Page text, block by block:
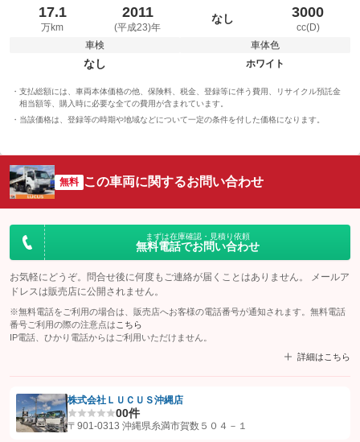
17.1
万km
2011
(平成23)年
なし 3000
cc(D)
車検
なし
車体色
ホワイト
支払総額には、車両本体価格の他、保険料、税金、登録等に伴う費用、リサイクル預託金
相当額等、購入時に必要な全ての費用が含まれています。
当該価格は、登録等の時期や地域などについて一定の条件を付した価格になります。
無料 この車両に関するお問い合わせ
まずは在庫確認・見積り依頼
無料電話でお問い合わせ
お気軽にどうぞ。問合せ後に何度もご連絡が届くことはありません。 メールア
ドレスは販売店に公開されません。
※無料電話をご利用の場合は、販売店へお客様の電話番号が通知されます。無料電話
番号ご利用の際の注意点は こちら
IP電話、ひかり電話からはご利用いただけません。
詳細はこちら
【STEP1】認証画面でグーネットを友だち追加してから「許可する」ボタンを押
株式会社ＬＵＣＵＳ沖縄店
00件
〒901-0313 沖縄県糸満市賀数５０４－１